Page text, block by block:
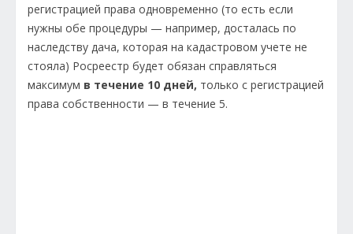
регистрацией права одновременно (то есть если
нужны обе процедуры — например, досталась по
наследству дача, которая на кадастровом учете не
стояла) Росреестр будет обязан справляться
максимум в течение 10 дней, только с регистрацией
права собственности — в течение 5.